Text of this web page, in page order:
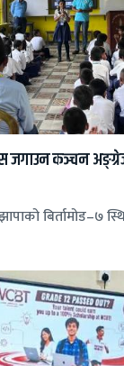
जगाउन कञ्चन
बिर्तामोड–७